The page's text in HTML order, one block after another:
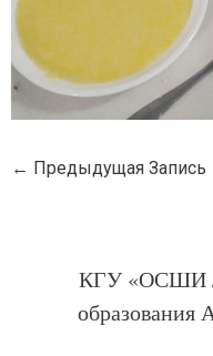
← Предыдущая Запись
КГУ «ОСШИ
образования